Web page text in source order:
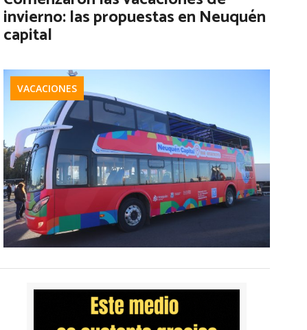
invierno: las propuestas en Neuquén
capital
VACACIONES